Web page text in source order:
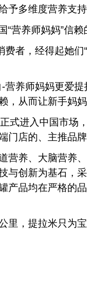
予多维度营养支
养师妈妈”信赖
者，经得起她们
养师妈妈更爱提
，从而让新手妈
进入中国市场
门店的、主推品
养、大脑营养、
与创新为基石，
产品均在严格的
，提拉米只为宝